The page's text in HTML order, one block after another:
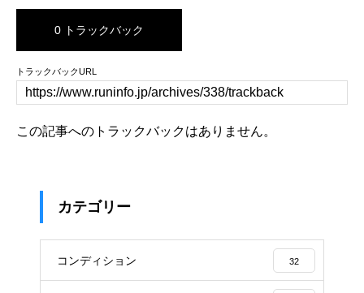
0 トラックバック
トラックバックURL
この記事へのトラックバックはありません。
カテゴリー
コンディション 32